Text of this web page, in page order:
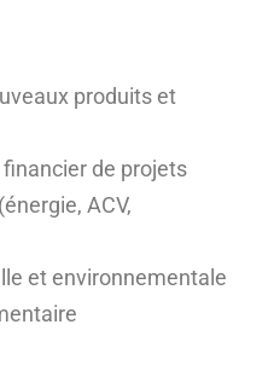
produits et
de projets
ACV,
et environnementale